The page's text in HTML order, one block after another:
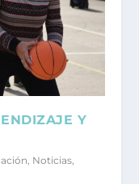
Y
, Noticias,